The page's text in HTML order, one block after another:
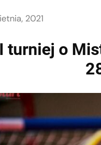
2021
I turniej o